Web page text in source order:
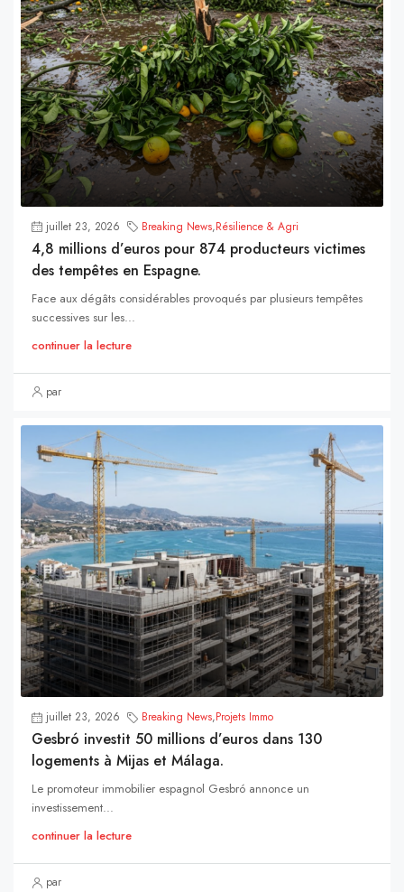
juillet 23, 2026 Breaking News,Résilience & Agri
4,8 millions d’euros pour 874 producteurs victimes
des tempêtes en Espagne.
Face aux dégâts considérables provoqués par plusieurs tempêtes
successives sur les...
continuer la lecture
par
juillet 23, 2026 Breaking News,Projets Immo
Gesbró investit 50 millions d’euros dans 130
logements à Mijas et Málaga.
Le promoteur immobilier espagnol Gesbró annonce un
investissement...
continuer la lecture
par